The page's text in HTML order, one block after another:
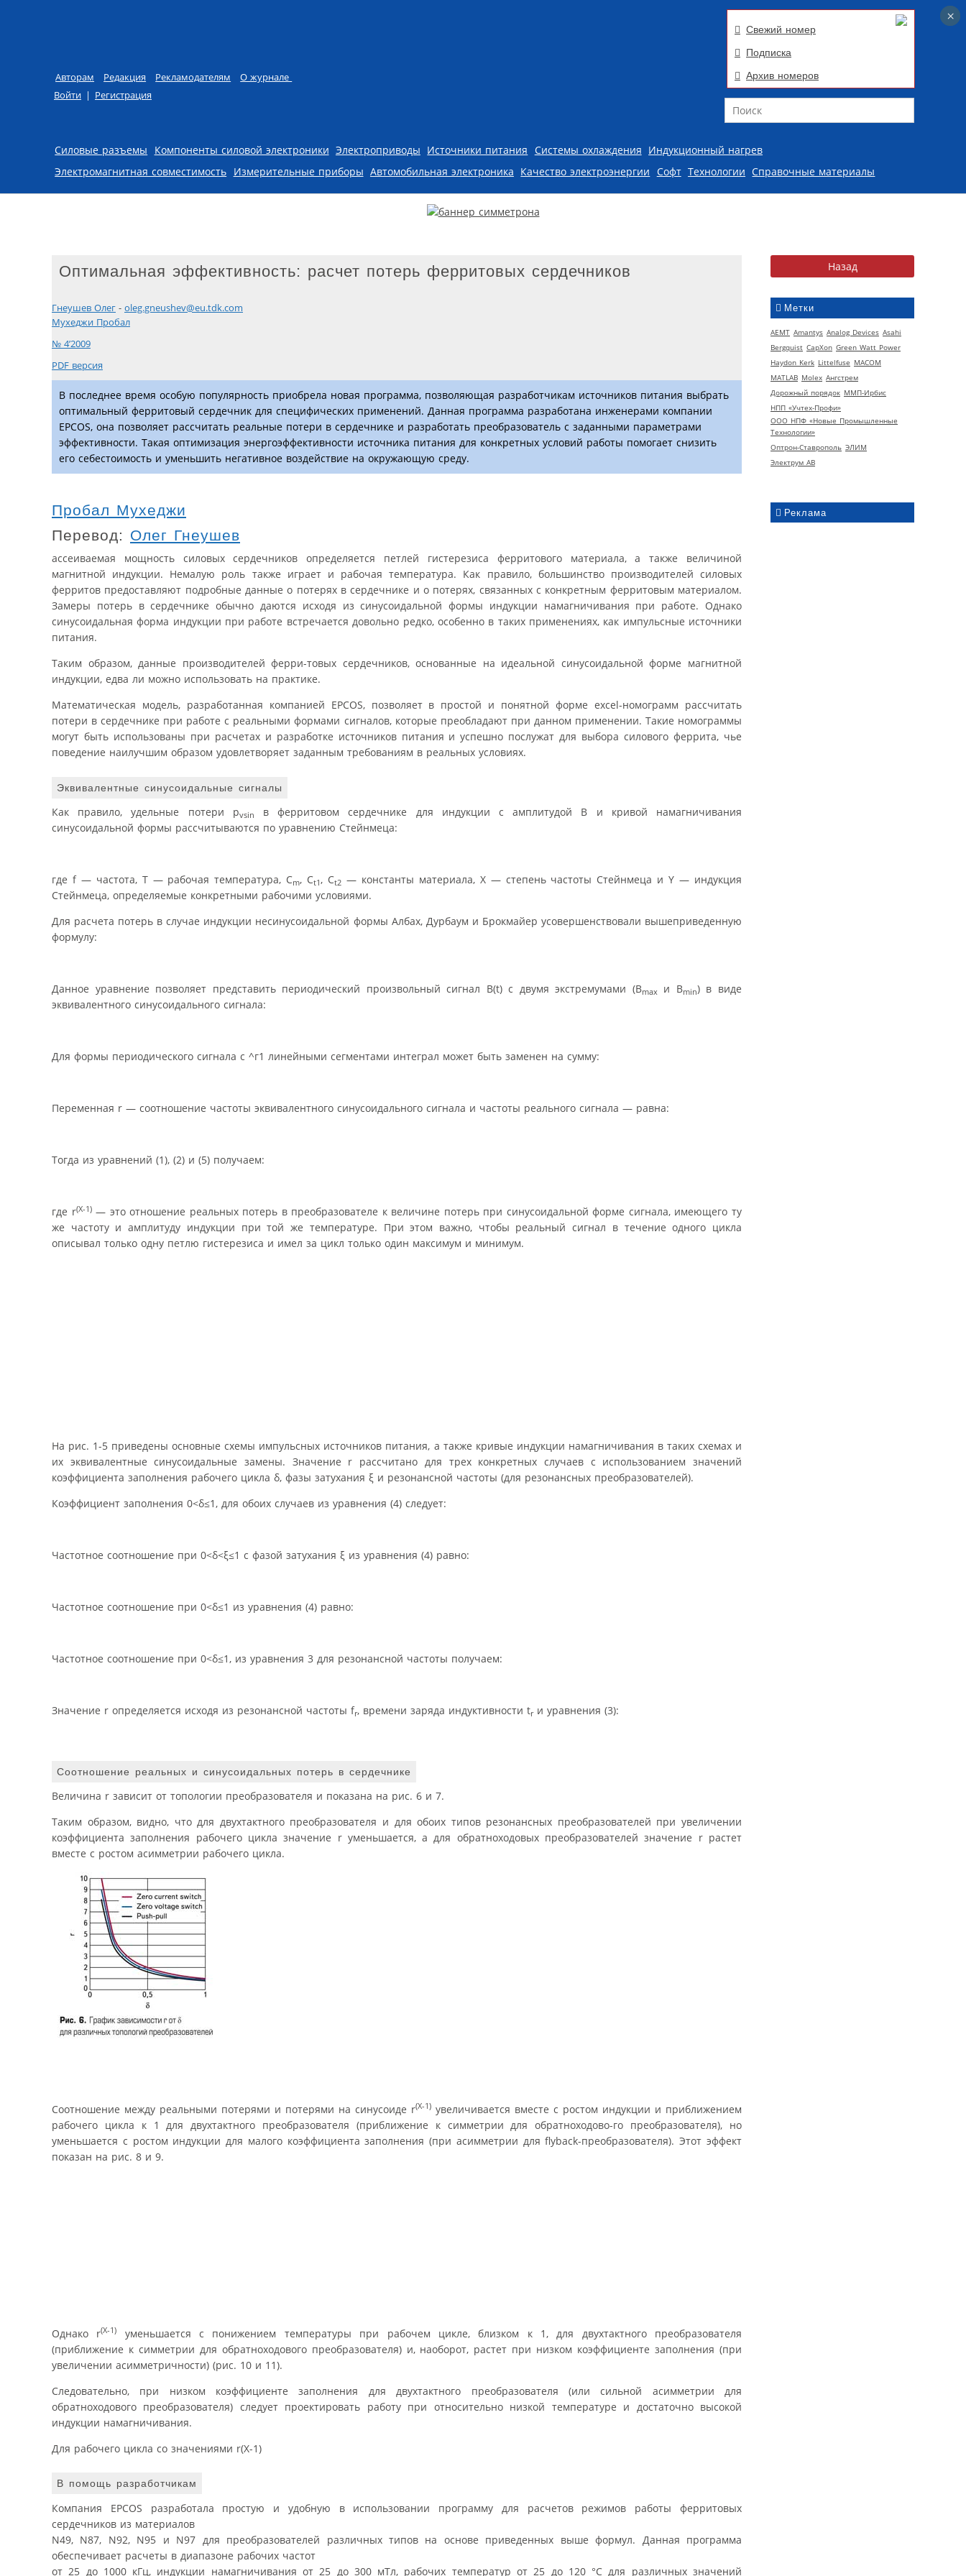
Авторам Редакция Рекламодателям
О журнале
Войти | Регистрация
Свежий номер
Подписка
Архив номеров
Поиск
Skip to content
Силовые разъемы Компоненты силовой электроники Электроприводы Источники питания Системы охлаждения Индукционный нагрев
Электромагнитная совместимость Измерительные приборы Автомобильная электроника Качество электроэнергии Софт Технологии Справочные материалы
Метки
AEMT Amantys Analog Devices Asahi
Bergquist CapXon Green Watt Power
Haydon Kerk Littelfuse MACOM
MATLAB Molex Ангстрем
Дорожный порядок ММП-Ирбис
НПП «Учтех-Профи»
ООО НПФ «Новые Промышленные
Технологии»
Оптрон-Ставрополь ЭЛИМ
Электрум АВ
Реклама
Оптимальная эффективность: расчет потерь ферритовых сердечников
Гнеушев Олег - oleg.gneushev@eu.tdk.com
Мухеджи Пробал
№ 4’2009
PDF версия
В последнее время особую популярность приобрела новая программа, позволяющая разработчикам источников питания выбрать
оптимальный ферритовый сердечник для специфических применений. Данная программа разработана инженерами компании
EPCOS, она позволяет рассчитать реальные потери в сердечнике и разработать преобразователь с заданными параметрами
эффективности. Такая оптимизация энергоэффективности источника питания для конкретных условий работы помогает снизить
его себестоимость и уменьшить негативное воздействие на окружающую среду.
Пробал Мухеджи
Перевод: Олег Гнеушев
ассеиваемая мощность силовых сердечников определяется петлей гистерезиса ферритового материала, а также величиной
магнитной индукции. Немалую роль также играет и рабочая температура. Как правило, большинство производителей силовых
ферритов предоставляют подробные данные о потерях в сердечнике и о потерях, связанных с конкретным ферритовым материалом.
Замеры потерь в сердечнике обычно даются исходя из синусоидальной формы индукции намагничивания при работе. Однако
синусоидальная форма индукции при работе встречается довольно редко, особенно в таких применениях, как импульсные источники
питания.
Таким образом, данные производителей ферри-товых сердечников, основанные на идеальной синусоидальной форме магнитной
индукции, едва ли можно использовать на практике.
Математическая модель, разработанная компанией EPCOS, позволяет в простой и понятной форме excel-номограмм рассчитать
потери в сердечнике при работе с реальными формами сигналов, которые преобладают при данном применении. Такие номограммы
могут быть использованы при расчетах и разработке источников питания и успешно послужат для выбора силового феррита, чье
поведение наилучшим образом удовлетворяет заданным требованиям в реальных условиях.
Эквивалентные синусоидальные сигналы
Как правило, удельные потери pvsin
в ферритовом сердечнике для индукции с амплитудой В и кривой намагничивания
синусоидальной формы рассчитываются по уравнению Стейнмеца:
где f — частота, T — рабочая температура, Cm, Ct1, Ct2 — константы материала, X — степень частоты Стейнмеца и Y — индукция
Стейнмеца, определяемые конкретными рабочими условиями.
Для расчета потерь в случае индукции несинусоидальной формы Албах, Дурбаум и Брокмайер усовершенствовали вышеприведенную
формулу:
Данное уравнение позволяет представить периодический произвольный сигнал B(t) с двумя экстремумами (Bmaxи Bmin) в виде
эквивалентного синусоидального сигнала:
Для формы периодического сигнала с ^г1 линейными сегментами интеграл может быть заменен на сумму:
Переменная r — соотношение частоты эквивалентного синусоидального сигнала и частоты реального сигнала — равна:
Тогда из уравнений (1), (2) и (5) получаем:
где r(X-1)— это отношение реальных потерь в преобразователе к величине потерь при синусоидальной форме сигнала, имеющего ту
же частоту и амплитуду индукции при той же температуре. При этом важно, чтобы реальный сигнал в течение одного цикла
описывал только одну петлю гистерезиса и имел за цикл только один максимум и минимум.
На рис. 1-5 приведены основные схемы импульсных источников питания, а также кривые индукции намагничивания в таких схемах и
их эквивалентные синусоидальные замены. Значение r рассчитано для трех конкретных случаев с использованием значений
коэффициента заполнения рабочего цикла δ, фазы затухания ξ и резонансной частоты (для резонансных преобразователей).
Коэффициент заполнения 0<δ≤1, для обоих случаев из уравнения (4) следует:
Частотное соотношение при 0<δ<ξ≤1 с фазой затухания ξ из уравнения (4) равно:
Частотное соотношение при 0<δ≤1 из уравнения (4) равно:
Частотное соотношение при 0<δ≤1, из уравнения 3 для резонансной частоты получаем:
Значение r определяется исходя из резонансной частоты fr, времени заряда индуктивности trи уравнения (3):
Соотношение реальных и синусоидальных потерь в сердечнике
Величина r зависит от топологии преобразователя и показана на рис. 6 и 7.
Таким образом, видно, что для двухтактного преобразователя и для обоих типов резонансных преобразователей при увеличении
коэффициента заполнения рабочего цикла значение r уменьшается, а для обратноходовых преобразователей значение r растет
вместе с ростом асимметрии рабочего цикла.
Соотношение между реальными потерями и потерями на синусоиде r(X-1) увеличивается вместе с ростом индукции и приближением
рабочего цикла к 1 для двухтактного преобразователя (приближение к симметрии для обратноходово-го преобразователя), но
уменьшается с ростом индукции для малого коэффициента заполнения (при асимметрии для flyback-преобразователя). Этот эффект
показан на рис. 8 и 9.
Однако r(X-1)
уменьшается с понижением температуры при рабочем цикле, близком к 1, для двухтактного преобразователя
(приближение к симметрии для обратноходового преобразователя) и, наоборот, растет при низком коэффициенте заполнения (при
увеличении асимметричности) (рис. 10 и 11).
Следовательно, при низком коэффициенте заполнения для двухтактного преобразователя (или сильной асимметрии для
обратноходового преобразователя) следует проектировать работу при относительно низкой температуре и достаточно высокой
индукции намагничивания.
Для рабочего цикла со значениями r(X-1)
В помощь разработчикам
Компания EPCOS разработала простую и удобную в использовании программу для расчетов режимов работы ферритовых
сердечников из материалов
N49, N87, N92, N95 и N97 для преобразователей различных типов на основе приведенных выше формул. Данная программа
обеспечивает расчеты в диапазоне рабочих частот
от 25 до 1000 кГц, индукции намагничивания от 25 до 300 мТл, рабочих температур от 25 до 120 °C для различных значений
×
×